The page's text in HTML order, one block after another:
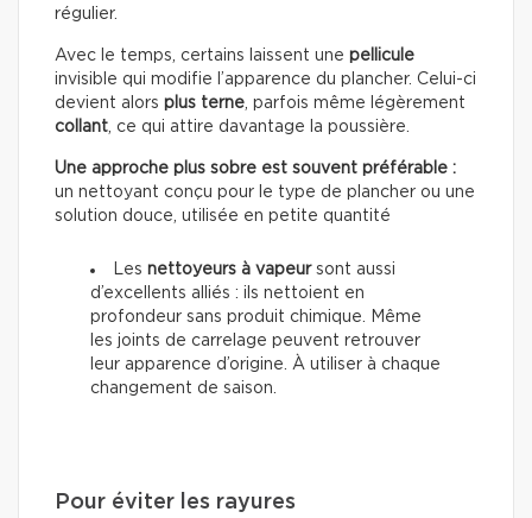
régulier.
Avec le temps, certains laissent une pellicule
invisible qui modifie l’apparence du plancher. Celui-ci
devient alors plus terne , parfois même légèrement
collant , ce qui attire davantage la poussière.
Une approche plus sobre est souvent préférable :
un nettoyant conçu pour le type de plancher ou une
solution douce, utilisée en petite quantité
Les nettoyeurs à vapeursont aussi
d’excellents alliés : ils nettoient en
profondeur sans produit chimique. Même
les joints de carrelage peuvent retrouver
leur apparence d’origine. À utiliser à chaque
changement de saison.
Pour éviter les rayures